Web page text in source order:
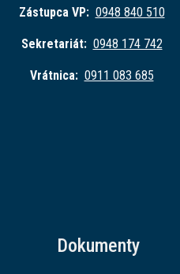
Zástupca VP: 0948 840 510
Sekretariát: 0948 174 742
Vrátnica: 0911 083 685
Dokumenty